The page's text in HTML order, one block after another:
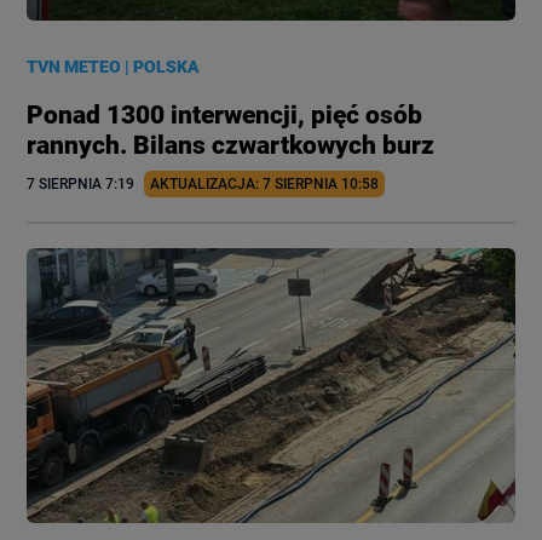
TVN METEO |POLSKA
Ponad 1300 interwencji, pięć osób
rannych. Bilans czwartkowych burz
7 SIERPNIA 7:19 AKTUALIZACJA: 7 SIERPNIA 10:58